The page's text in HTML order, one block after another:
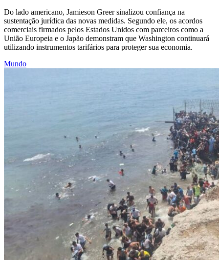
Do lado americano, Jamieson Greer sinalizou confiança na
sustentação jurídica das novas medidas. Segundo ele, os acordos
comerciais firmados pelos Estados Unidos com parceiros como a
União Europeia e o Japão demonstram que Washington continuará
utilizando instrumentos tarifários para proteger sua economia.
Mundo